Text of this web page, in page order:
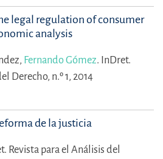
legal regulation of consumer
analysis
Fernando Gómez. InDret.
Derecho, n.º 1, 2014
de la justicia
Revista para el Análisis del